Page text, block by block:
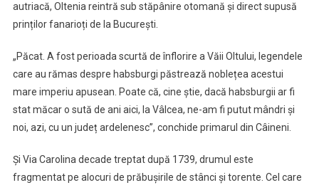
autriacă, Oltenia reintră sub stăpânire otomană și direct supusă
prinților fanarioți de la București.
„Păcat. A fost perioada scurtă de înflorire a Văii Oltului, legendele
care au rămas despre habsburgi păstrează noblețea acestui
mare imperiu apusean. Poate că, cine știe, dacă habsburgii ar fi
stat măcar o sută de ani aici, la Vâlcea, ne-am fi putut mândri și
noi, azi, cu un județ ardelenesc”, conchide primarul din Câineni.
Și Via Carolina decade treptat după 1739, drumul este
fragmentat pe alocuri de prăbușirile de stânci și torente. Cel care